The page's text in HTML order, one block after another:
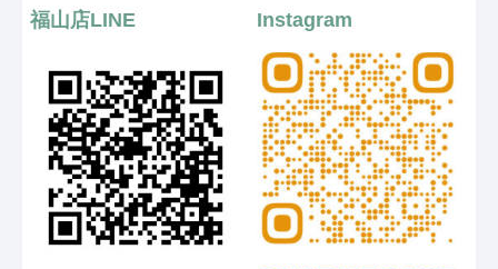
福山店LINE Instagram